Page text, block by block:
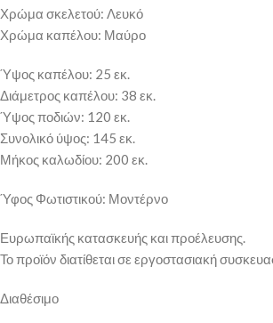
Χρώμα σκελετού: Λευκό
Χρώμα καπέλου: Μαύρο
Ύψος καπέλου: 25 εκ.
Διάμετρος καπέλου: 38 εκ.
Ύψος ποδιών: 120 εκ.
Συνολικό ύψος: 145 εκ.
Μήκος καλωδίου: 200 εκ.
Ύφος Φωτιστικού: Μοντέρνο
Ευρωπαϊκής κατασκευής και προέλευσης.
Το προϊόν διατίθεται σε εργοστασιακή
Διαθέσιμο